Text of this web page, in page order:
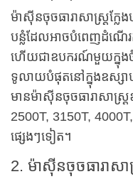
ម៉ាស៊ីនចុចធារាសាស្ត្រក្ល
បន្លំដែលអាចបំពេញដំណើរក
ហើយជាឧបករណ៍មួយក្នុ
ទូលាយបំផុតនៅក្នុងឧស្សាហក
មានម៉ាស៊ីនចុចធារាសាស្ត្
2500T, 3150T,
ផ្សេងៗទៀត។
2. ម៉ាស៊ីនចុចធារាសា